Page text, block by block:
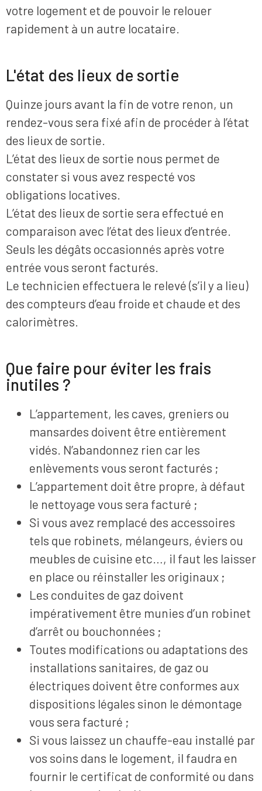
votre logement et de pouvoir le relouer
rapidement à un autre locataire.
L'état des lieux de sortie
Quinze jours avant la fin de votre renon, un
rendez-vous sera fixé afin de procéder à l’état
des lieux de sortie.
L’état des lieux de sortie nous permet de
constater si vous avez respecté vos
obligations locatives.
L’état des lieux de sortie sera effectué en
comparaison avec l’état des lieux d’entrée.
Seuls les dégâts occasionnés après votre
entrée vous seront facturés.
Le technicien effectuera le relevé (s’il y a lieu)
des compteurs d’eau froide et chaude et des
calorimètres.
Que faire pour éviter les frais
inutiles ?
L’appartement, les caves, greniers ou
mansardes doivent être entièrement
vidés. N’abandonnez rien car les
enlèvements vous seront facturés ;
L’appartement doit être propre, à défaut
le nettoyage vous sera facturé ;
Si vous avez remplacé des accessoires
tels que robinets, mélangeurs, éviers ou
meubles de cuisine etc…, il faut les laisser
en place ou réinstaller les originaux ;
Les conduites de gaz doivent
impérativement être munies d’un robinet
d’arrêt ou bouchonnées ;
Toutes modifications ou adaptations des
installations sanitaires, de gaz ou
électriques doivent être conformes aux
dispositions légales sinon le démontage
vous sera facturé ;
Si vous laissez un chauffe-eau installé par
vos soins dans le logement, il faudra en
fournir le certificat de conformité ou dans